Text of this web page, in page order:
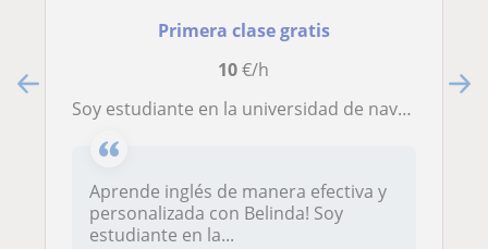
Primera clase gratis
10€/h
Soy estudiante en la universidad de navarra y doy clases de inglés. Tengo experiencia con niños, adolescentes y adultos
Aprende inglés de manera efectiva y
personalizada con Belinda! Soy
estudiante en la...